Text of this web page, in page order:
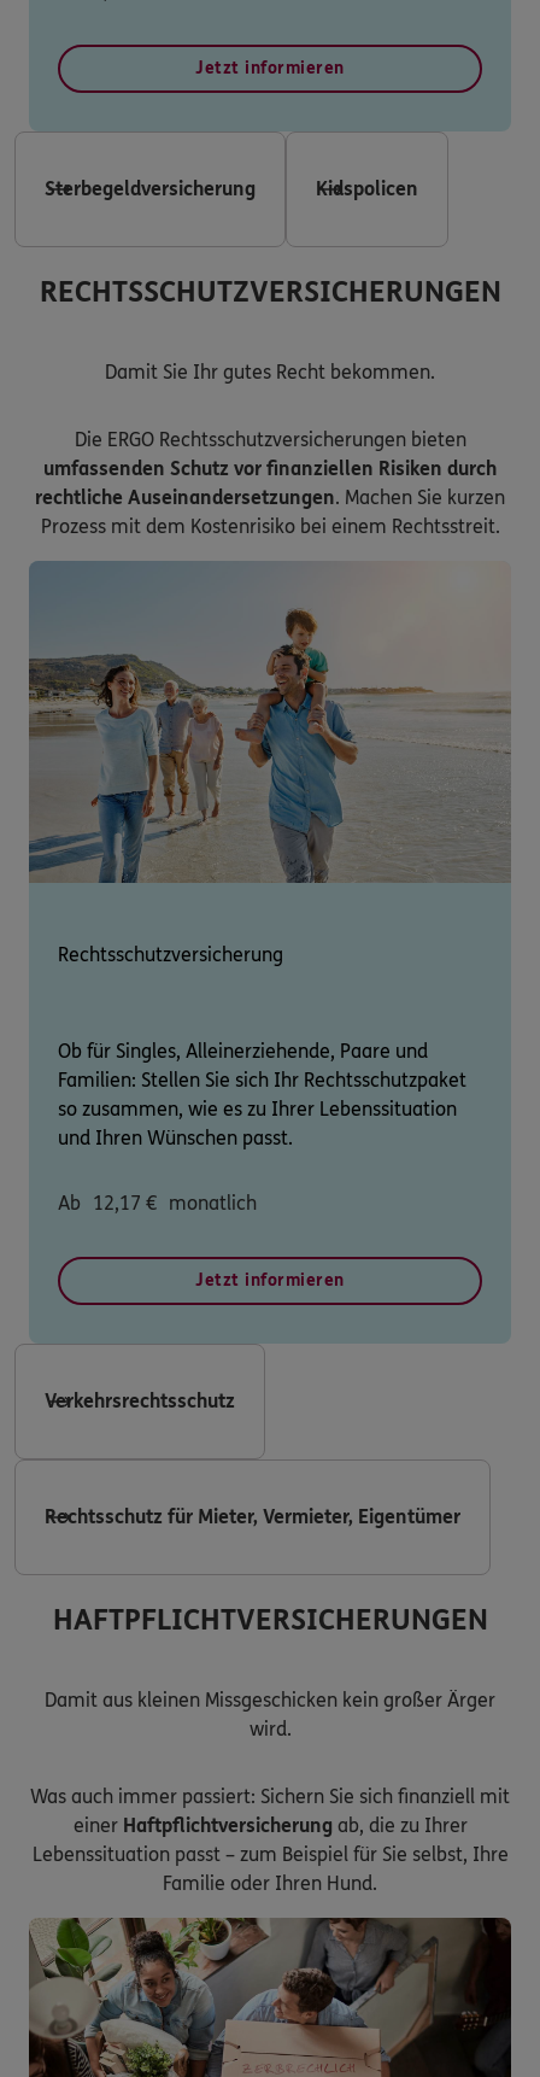
Jetzt informieren
Sterbegeldversicherung Kidspolicen
RECHTSSCHUTZVERSICHERUNGEN
Damit Sie Ihr gutes Recht bekommen.
Die ERGO Rechtsschutzversicherungen bieten
umfassenden Schutz vor finanziellen Risiken durch
rechtliche Auseinandersetzungen. Machen Sie kurzen
Prozess mit dem Kostenrisiko bei einem Rechtsstreit.
Rechtsschutzversicherung
Ob für Singles, Alleinerziehende, Paare und
Familien: Stellen Sie sich Ihr Rechtsschutzpaket
so zusammen, wie es zu Ihrer Lebenssituation
und Ihren Wünschen passt.
Ab 12,17 € monatlich
Jetzt informieren
Verkehrsrechtsschutz
Rechtsschutz für Mieter, Vermieter, Eigentümer
HAFTPFLICHTVERSICHERUNGEN
Damit aus kleinen Missgeschicken kein großer Ärger
wird.
Was auch immer passiert: Sichern Sie sich finanziell mit
einer Haftpflichtversicherung ab, die zu Ihrer
Lebenssituation passt – zum Beispiel für Sie selbst, Ihre
Familie oder Ihren Hund.